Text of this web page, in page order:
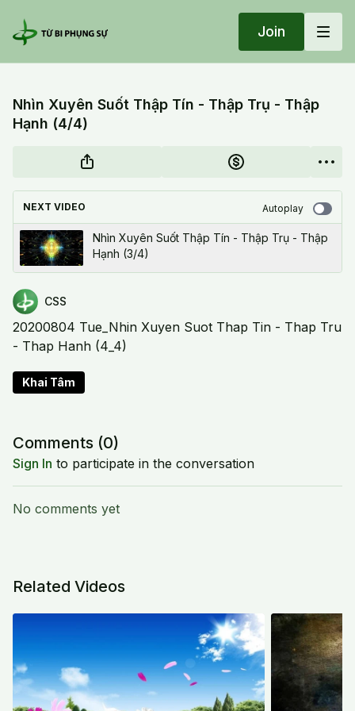
Join
Nhìn Xuyên Suốt Thập Tín - Thập Trụ - Thập
Hạnh (4/4)
NEXT VIDEO Autoplay
Nhìn Xuyên Suốt Thập Tín - Thập Trụ - Thập
Hạnh (3/4)
CSS
20200804 Tue_Nhin Xuyen Suot Thap Tin - Thap Tru
- Thap Hanh (4_4)
Khai Tâm
Comments (0)
Sign In to participate in the conversation
No comments yet
Related Videos